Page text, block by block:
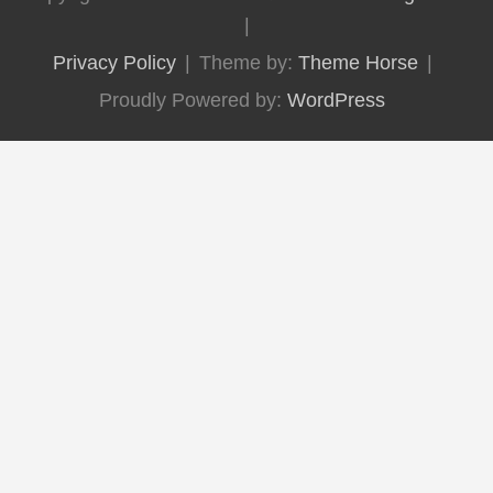
Privacy Policy Theme by: Theme Horse
Proudly Powered by: WordPress